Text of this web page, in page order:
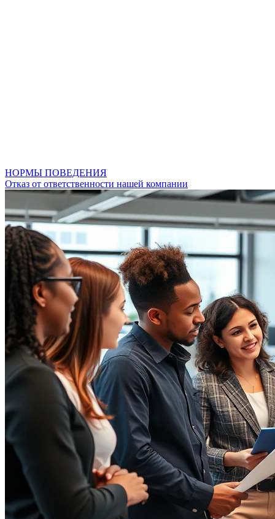
НОРМЫ ПОВЕДЕНИЯ
Отказ от ответственности нашей компании